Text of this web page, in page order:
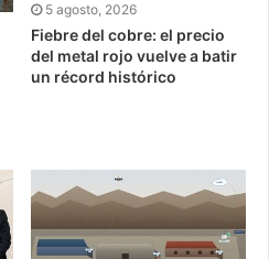
5 agosto, 2026
Fiebre del cobre: el precio
del metal rojo vuelve a batir
un récord histórico